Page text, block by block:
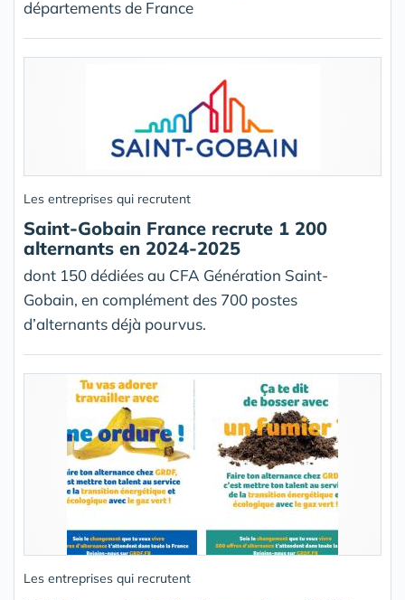
départements de France
Les entreprises qui recrutent
Saint-Gobain France recrute 1 200
alternants en 2024-2025
dont 150 dédiées au CFA Génération Saint-
Gobain, en complément des 700 postes
d’alternants déjà pourvus.
Les entreprises qui recrutent